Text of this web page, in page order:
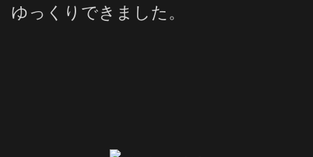
ゆっくりできました。